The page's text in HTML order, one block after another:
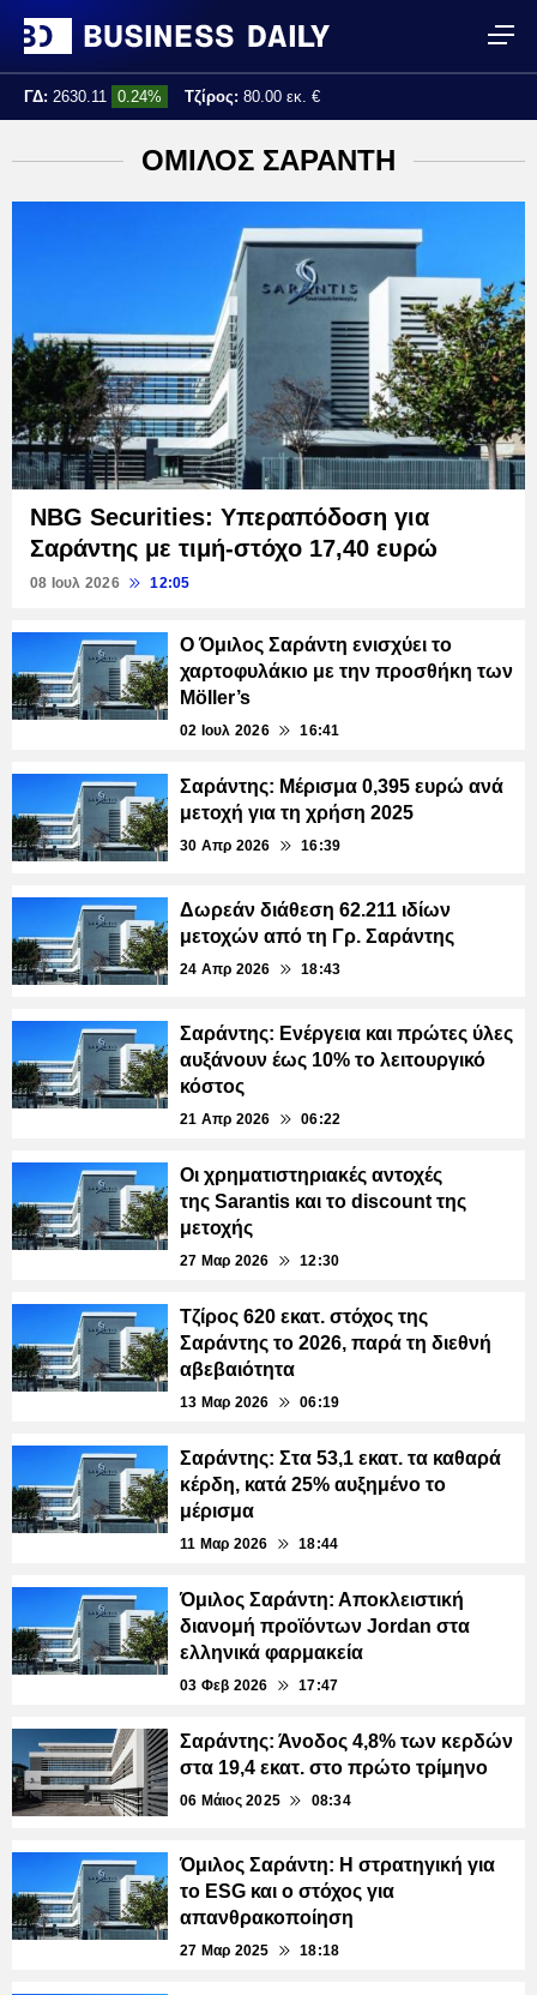
ΓΔ: 2630.11 0.24% Τζίρος: 80.00 εκ. €
ΟΜΙΛΟΣ ΣΑΡΑΝΤΗ
NBG Securities: Υπεραπόδοση για
Σαράντης με τιμή-στόχο 17,40 ευρώ
08 Ιουλ 2026 12:05
Ο Όμιλος Σαράντη ενισχύει το
χαρτοφυλάκιο με την προσθήκη των
Möller’s
02 Ιουλ 2026 16:41
Σαράντης: Μέρισμα 0,395 ευρώ ανά
μετοχή για τη χρήση 2025
30 Απρ 2026 16:39
Δωρεάν διάθεση 62.211 ιδίων
μετοχών από τη Γρ. Σαράντης
24 Απρ 2026 18:43
Σαράντης: Ενέργεια και πρώτες ύλες
αυξάνουν έως 10% το λειτουργικό
κόστος
21 Απρ 2026 06:22
Οι χρηματιστηριακές αντοχές
της Sarantis και το discount της
μετοχής
27 Μαρ 2026 12:30
Τζίρος 620 εκατ. στόχος της
Σαράντης το 2026, παρά τη διεθνή
αβεβαιότητα
13 Μαρ 2026 06:19
Σαράντης: Στα 53,1 εκατ. τα καθαρά
κέρδη, κατά 25% αυξημένο το
μέρισμα
11 Μαρ 2026 18:44
Όμιλος Σαράντη: Αποκλειστική
διανομή προϊόντων Jordan στα
ελληνικά φαρμακεία
03 Φεβ 2026 17:47
Σαράντης: Άνοδος 4,8% των κερδών
στα 19,4 εκατ. στο πρώτο τρίμηνο
06 Μάιος 2025 08:34
Όμιλος Σαράντη: Η στρατηγική για
το ESG και ο στόχος για
απανθρακοποίηση
27 Μαρ 2025 18:18